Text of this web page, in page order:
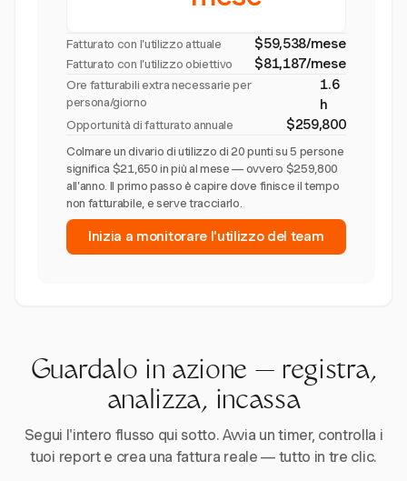
Fatturato con l'utilizzo attuale $59,538/mese
Fatturato con l'utilizzo obiettivo $81,187/mese
Ore fatturabili extra necessarie per
persona/giorno
1.6
h
Opportunità di fatturato annuale $259,800
Colmare un divario di utilizzo di 20 punti su 5 persone
significa $21,650 in più al mese — ovvero $259,800
all'anno. Il primo passo è capire dove finisce il tempo
non fatturabile, e serve tracciarlo.
Inizia a monitorare l'utilizzo del team
Guardalo in azione — registra,
analizza, incassa
Segui l'intero flusso qui sotto. Avvia un timer, controlla i
tuoi report e crea una fattura reale — tutto in tre clic.